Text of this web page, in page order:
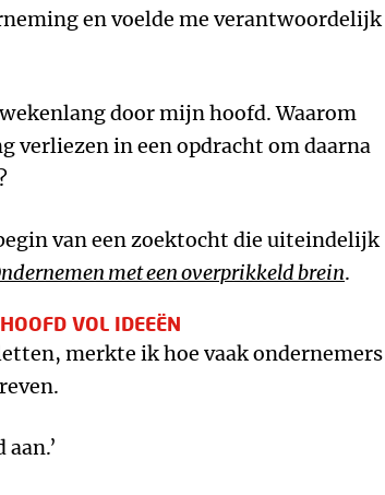
en voelde me verantwoordelijk
door mijn hoofd. Waarom
verliezen in een opdracht om daarna
van een zoektocht die uiteindelijk
met een overprikkeld brein.
VOL IDEEËN
merkte ik hoe vaak ondernemers